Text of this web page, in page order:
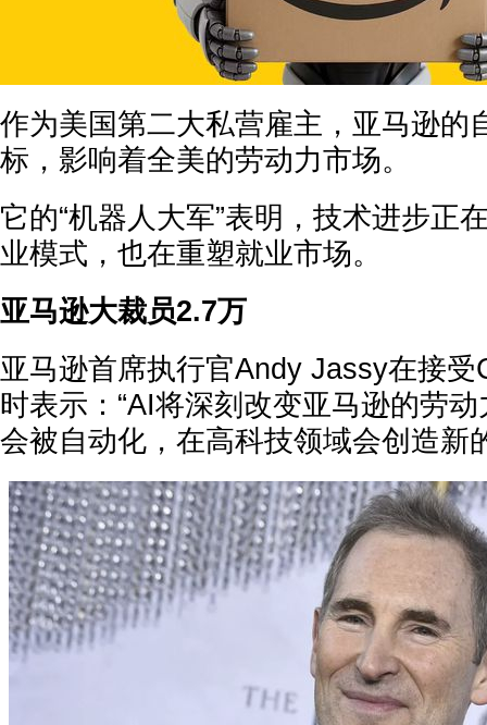
作为美国第二大私营雇主，亚马逊的
标，影响着全美的劳动力市场。
它的“机器人大军”表明，技术进步正
业模式，也在重塑就业市场。
亚马逊大裁员2.7万
亚马逊首席执行官Andy Jassy在接
时表示：“AI将深刻改变亚马逊的劳
会被自动化，在高科技领域会创造新